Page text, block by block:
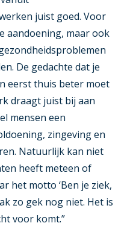
juist goed. Voor
aandoening, maar ook
De gedachte dat je
eerst thuis beter moet
draagt juist bij aan
mensen een
zingeving en
Natuurlijk kan niet
heeft meteen of
het motto ‘Ben je ziek,
zo gek nog niet. Het is
voor komt.”